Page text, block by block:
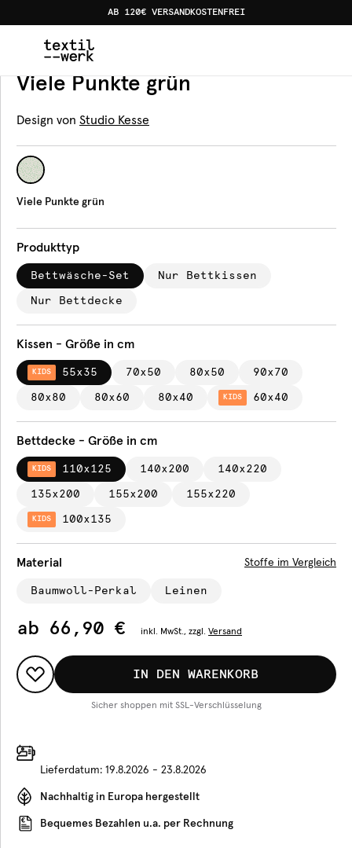
AB 120€ VERSANDKOSTENFREI
Produkte Bettwäsche Viele Punkte grün
Bettwäsche
Viele Punkte grün
Design von Studio Kesse
Viele Punkte grün
Produkttyp
Bettwäsche-Set Nur Bettkissen
Nur Bettdecke
Kissen - Größe in cm
KIDS 55x35 70x50 80x50 90x70
80x80 80x60 80x40 KIDS 60x40
Bettdecke - Größe in cm
KIDS 110x125 140x200 140x220
135x200 155x200 155x220
KIDS 100x135
Material Stoffe im Vergleich
Baumwoll-Perkal Leinen
ab 66,90 € inkl. MwSt., zzgl. Versand
IN DEN WARENKORB
Sicher shoppen mit SSL-Verschlüsselung
Lieferdatum: 19.8.2026 - 23.8.2026
Nachhaltig in Europa hergestellt
Bequemes Bezahlen u.a. per Rechnung